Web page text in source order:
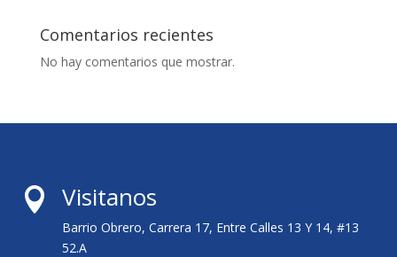
Comentarios recientes
No hay comentarios que mostrar.
 Visitanos
Barrio Obrero, Carrera 17, Entre Calles 13 Y 14, #13
52.A